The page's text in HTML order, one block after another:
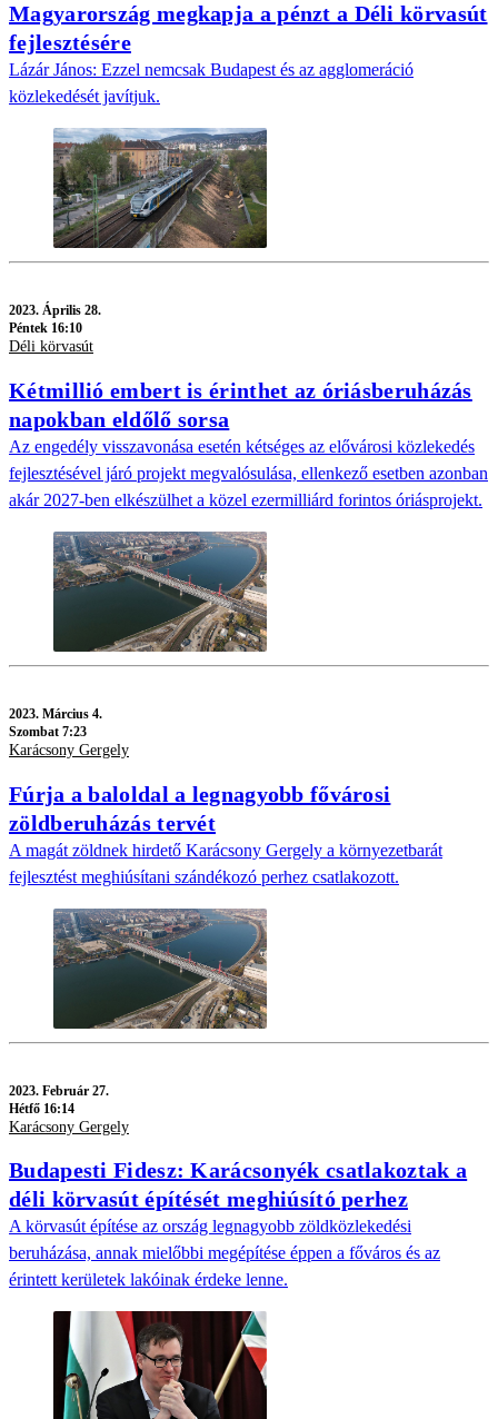
Magyarország megkapja a pénzt a Déli körvasút
fejlesztésére
Lázár János: Ezzel nemcsak Budapest és az agglomeráció
közlekedését javítjuk.
2023. Április 28.
Péntek 16:10
Déli körvasút
Kétmillió embert is érinthet az óriásberuházás
napokban eldőlő sorsa
Az engedély visszavonása esetén kétséges az elővárosi közlekedés
fejlesztésével járó projekt megvalósulása, ellenkező esetben azonban
akár 2027-ben elkészülhet a közel ezermilliárd forintos óriásprojekt.
2023. Március 4.
Szombat 7:23
Karácsony Gergely
Fúrja a baloldal a legnagyobb fővárosi
zöldberuházás tervét
A magát zöldnek hirdető Karácsony Gergely a környezetbarát
fejlesztést meghiúsítani szándékozó perhez csatlakozott.
2023. Február 27.
Hétfő 16:14
Karácsony Gergely
Budapesti Fidesz: Karácsonyék csatlakoztak a
déli körvasút építését meghiúsító perhez
A körvasút építése az ország legnagyobb zöldközlekedési
beruházása, annak mielőbbi megépítése éppen a főváros és az
érintett kerületek lakóinak érdeke lenne.